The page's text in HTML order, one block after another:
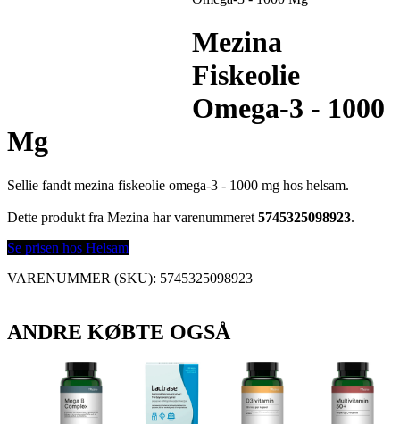
Mezina
Fiskeolie
Omega-3 - 1000
Mg
Sellie fandt mezina fiskeolie omega-3 - 1000 mg hos helsam.
Dette produkt fra Mezina har varenummeret 5745325098923.
Se prisen hos Helsam
VARENUMMER (SKU): 5745325098923
ANDRE KØBTE OGSÅ